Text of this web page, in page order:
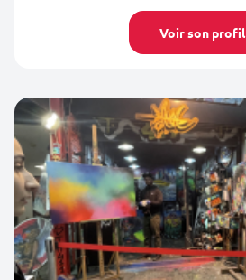
Voir son profil